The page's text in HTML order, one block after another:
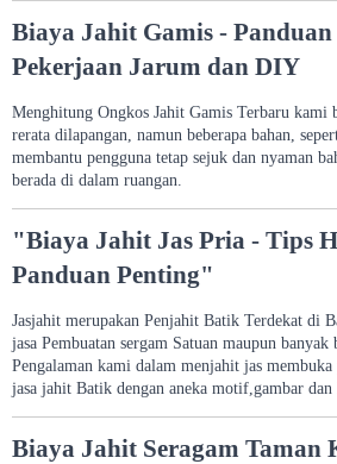
Biaya Jahit Gamis -
Pekerjaan Jarum dan DIY
Menghitung Ongkos Jahit Gamis Terbaru kami
rerata dilapangan, namun beberapa bahan,
membantu pengguna tetap sejuk dan nyaman
berada di dalam ruangan.
"Biaya Jahit Jas Pria - Tips
Panduan Penting"
Jasjahit merupakan Penjahit Batik Terdekat di
jasa Pembuatan sergam Satuan maupun
Pengalaman kami dalam menjahit jas
jasa jahit Batik dengan aneka motif,gambar
Biaya Jahit Seragam Taman